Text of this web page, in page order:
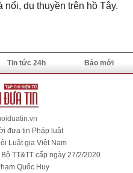
du thuyền trên hồ Tây.
Tin tức 24h Báo mới
đưa tin Pháp luật
Luật gia Việt Nam
TT&TT cấp ngày 27/2/2020
Quốc Huy